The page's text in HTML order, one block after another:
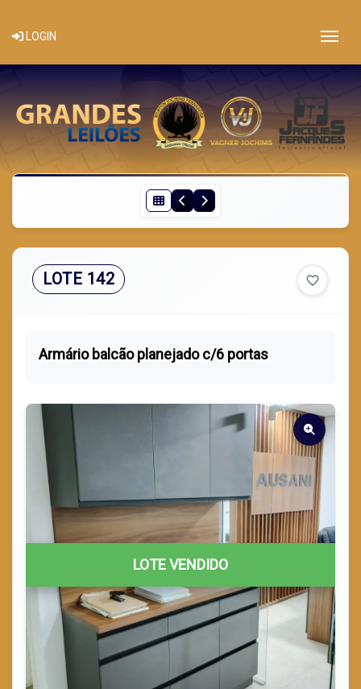
LOGIN
LOTE 142 favorite_border
Armário balcão planejado c/6 portas
LOTE VENDIDO